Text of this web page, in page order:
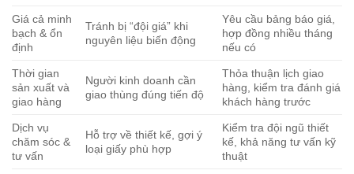
Giá cả minh
bạch & ổn
định
Tránh bị “đội giá” khi
nguyên liệu biến động
Yêu cầu bảng báo giá,
hợp đồng nhiều tháng
nếu có
Thời gian
sản xuất và
giao hàng
Người kinh doanh cần
giao thùng đúng tiến độ
Thỏa thuận lịch giao
hàng, kiểm tra đánh giá
khách hàng trước
Dịch vụ
chăm sóc &
tư vấn
Hỗ trợ về thiết kế, gợi ý
loại giấy phù hợp
Kiểm tra đội ngũ thiết
kế, khả năng tư vấn kỹ
thuật